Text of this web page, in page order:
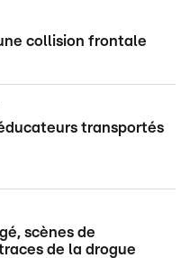
collision frontale
transportés
scènes de
de la drogue